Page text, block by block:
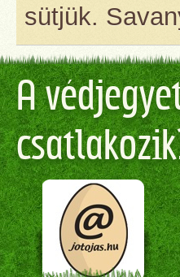
sütjük.
A